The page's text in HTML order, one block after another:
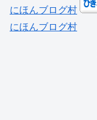
にほんブログ村
にほんブログ村